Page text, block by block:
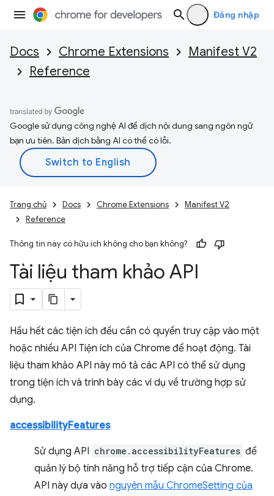
Đăng nhập
Docs Chrome Extensions
Manifest V2
Reference
Google sử dụng công nghệ AI để dịch nội dung sang ngôn ngữ
bạn ưu tiên. Bản dịch bằng AI có thể có lỗi.
Trang chủ Docs Chrome Extensions
Manifest V2
Reference
Thông tin này có hữu ích không cho bạn không?
Tài liệu tham khảo API
Hầu hết các tiện ích đều cần có quyền truy cập vào một
hoặc nhiều API Tiện ích của Chrome để hoạt động. Tài
liệu tham khảo API này mô tả các API có thể sử dụng
trong tiện ích và trình bày các ví dụ về trường hợp sử
dụng.
accessibilityFeatures
Sử dụng API chrome.accessibilityFeatures để
quản lý bộ tính năng hỗ trợ tiếp cận của Chrome.
API này dựa vào nguyên mẫu ChromeSetting của